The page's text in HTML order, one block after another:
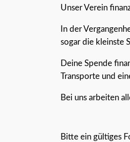
Unser Verein
In der
sogar die kleinste
Deine Spende
Transporte und
Bei uns arbeiten
Bitte ein gültiges